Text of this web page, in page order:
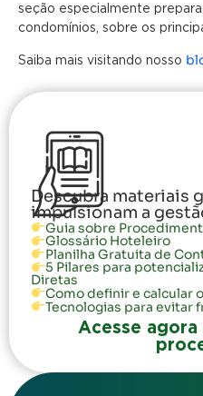
seção especialmente
condomínios, sobre os
Saiba mais visitando nosso
Descubra materiais
impulsionam a
Guia sobre
Glossário Hoteleiro
Planilha Gratuita de
5 Pilares para
Diretas
Como definir e calcular
Tecnologias para evitar
Acesse